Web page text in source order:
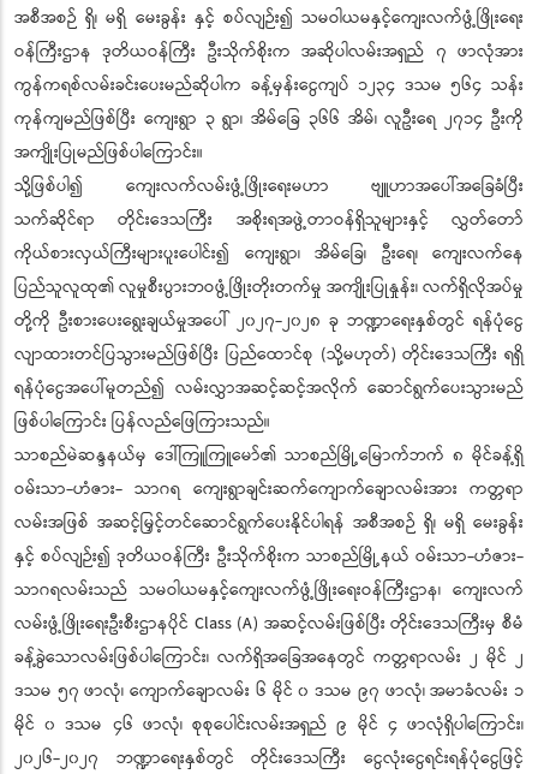
အစီအစဉ် ရှိ၊ မရှိ မေးခွန်း နှင့် စပ်လျဉ်း၍ သမဝါယမနှင့်ကျေးလက်ဖွံ့ဖြိုးရေး
ဝန်ကြီးဌာန ဒုတိယဝန်ကြီး ဦးသိုက်စိုးက အဆိုပါလမ်းအရှည် ၇ ဖာလုံအား
ကွန်ကရစ်လမ်းခင်းပေးမည်ဆိုပါက ခန့်မှန်းငွေကျပ် ၁၂၃၄ ဒသမ ၅၆၄ သန်း
ကုန်ကျမည်ဖြစ်ပြီး ကျေးရွာ ၃ ရွာ၊ အိမ်ခြေ ၃၆၆ အိမ်၊ လူဦးရေ ၂၇၁၄ ဦးကို
အကျိုးပြုမည်ဖြစ်ပါကြောင်း။
သို့ဖြစ်ပါ၍ ကျေးလက်လမ်းဖွံ့ဖြိုးရေးမဟာ ဗျူဟာအပေါ်အခြေခံပြီး
သက်ဆိုင်ရာ တိုင်းဒေသကြီး အစိုးရအဖွဲ့တာဝန်ရှိသူများနှင့် လွှတ်တော်
ကိုယ်စားလှယ်ကြီးများပူးပေါင်း၍ ကျေးရွာ၊ အိမ်ခြေ၊ ဦးရေ၊ ကျေးလက်နေ
ပြည်သူလူထု၏ လူမှုစီးပွားဘဝဖွံ့ဖြိုးတိုးတက်မှု အကျိုးပြုနှုန်း၊ လက်ရှိလိုအပ်မှု
တို့ကို ဦးစားပေးရွေးချယ်မှုအပေါ် ၂၀၂၇-၂၀၂၈ ခု ဘဏ္ဍာရေးနှစ်တွင် ရန်ပုံငွေ
လျာထားတင်ပြသွားမည်ဖြစ်ပြီး ပြည်ထောင်စု (သို့မဟုတ်) တိုင်းဒေသကြီး ရရှိ
ရန်ပုံငွေအပေါ်မူတည်၍ လမ်းလွှာအဆင့်ဆင့်အလိုက် ဆောင်ရွက်ပေးသွားမည်
ဖြစ်ပါကြောင်း ပြန်လည်ဖြေကြားသည်။
သာစည်မဲဆန္ဒနယ်မှ ဒေါ်ကြူကြူမော်၏ သာစည်မြို့မြောက်ဘက် ၈ မိုင်ခန့်ရှိ
ဝမ်းသာ-ဟံဇား- သာဂရ ကျေးရွာချင်းဆက်ကျောက်ချောလမ်းအား ကတ္တရာ
လမ်းအဖြစ် အဆင့်မြှင့်တင်ဆောင်ရွက်ပေးနိုင်ပါရန် အစီအစဉ် ရှိ၊ မရှိ မေးခွန်း
နှင့် စပ်လျဉ်း၍ ဒုတိယဝန်ကြီး ဦးသိုက်စိုးက သာစည်မြို့နယ် ဝမ်းသာ-ဟံဇား-
သာဂရလမ်းသည် သမဝါယမနှင့်ကျေးလက်ဖွံ့ဖြိုးရေးဝန်ကြီးဌာန၊ ကျေးလက်
လမ်းဖွံ့ဖြိုးရေးဦးစီးဌာနပိုင် Class (A) အဆင့်လမ်းဖြစ်ပြီး တိုင်းဒေသကြီးမှ စီမံ
ခန့်ခွဲသောလမ်းဖြစ်ပါကြောင်း၊ လက်ရှိအခြေအနေတွင် ကတ္တရာလမ်း ၂ မိုင် ၂
ဒသမ ၅၇ ဖာလုံ၊ ကျောက်ချောလမ်း ၆ မိုင် ၀ ဒသမ ၉၇ ဖာလုံ၊ အမာခံလမ်း ၁
မိုင် ၀ ဒသမ ၄၆ ဖာလုံ၊ စုစုပေါင်းလမ်းအရှည် ၉ မိုင် ၄ ဖာလုံရှိပါကြောင်း၊
၂၀၂၆-၂၀၂၇ ဘဏ္ဍာရေးနှစ်တွင် တိုင်းဒေသကြီး ငွေလုံးငွေရင်းရန်ပုံငွေဖြင့်